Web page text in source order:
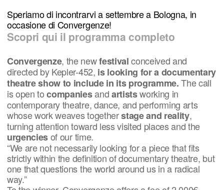
Speriamo di incontrarvi a settembre a Bologna, in
occasione di Convergenze!
Scopri qui il programma completo
Convergenze, the newfestivalconceived and
directed by Kepler-452, is looking for a documentary
theatre show to include in its programme.The call
is open tocompaniesandartistsworking in
contemporary theatre, dance, and performing arts
whose work weaves togetherstage and reality,
turning attention toward less visited places and the
urgenciesof our time.
“We are not necessarily looking for a piece that fits
strictly within the definition of documentary theatre, but
one that questions the world around us in a radical
way.”